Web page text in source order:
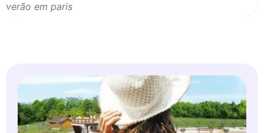
verão em paris